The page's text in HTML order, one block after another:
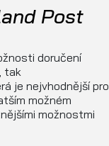
Post
doručení
tak
je nejvhodnější pro
možném
možnostmi